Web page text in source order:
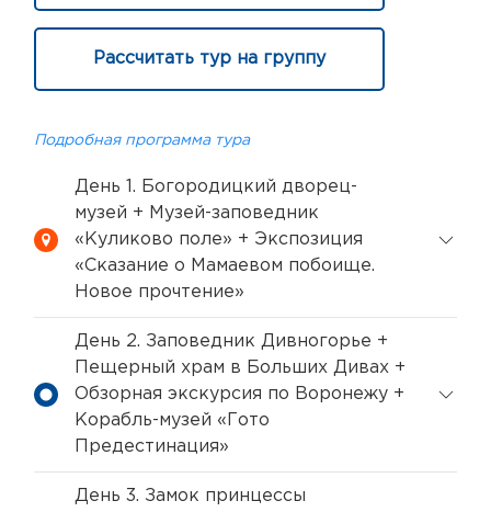
Рассчитать тур на группу
Подробная программа тура
День 1. Богородицкий дворец-
музей + Музей-заповедник
«Куликово поле» + Экспозиция
«Сказание о Мамаевом побоище.
Новое прочтение»
День 2. Заповедник Дивногорье +
Пещерный храм в Больших Дивах +
Обзорная экскурсия по Воронежу +
Корабль-музей «Гото
Предестинация»
День 3. Замок принцессы